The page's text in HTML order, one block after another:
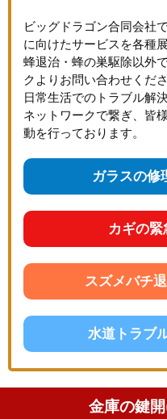
ビッグドラゴン合同会社
に向けたサービスを各種
蜂退治・蜂の巣駆除以外
クよりお問い合わせくださ
日常生活でのトラブル解
ネットワークで繋ぎ、皆
動を行っております。
ガラスの修
カギの
スズメバチ
水道トラブ
金庫の鍵